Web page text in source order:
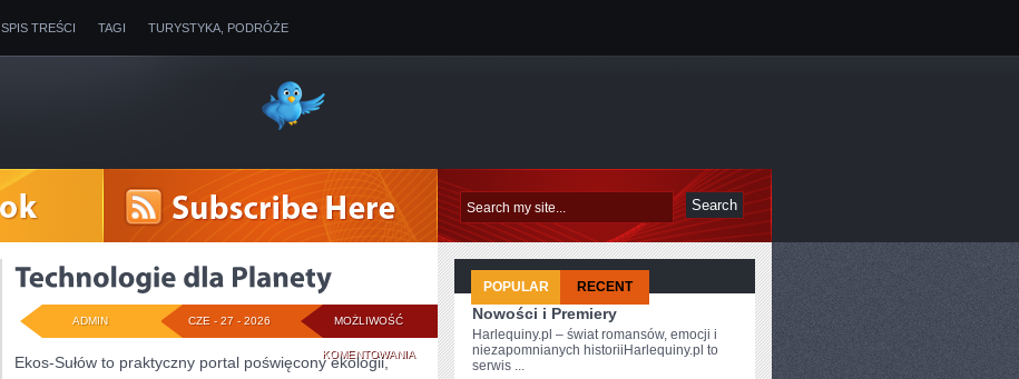
SPIS TREŚCI TAGI TURYSTYKA, PODRÓŻE
MOŻLIWOŚĆ
KOMENTOWANIATECHNOLOGIE
CZE - 27 - 2026
ADMIN
Ekos-Sułów to praktyczny portal poświęcony ekologii,
POPULAR RECENT
Nowości i Premiery
Harlequiny.pl – świat romansów, emocji i
niezapomnianych historiiHarlequiny.pl to
serwis ...